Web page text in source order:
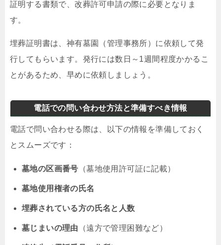
証明する書類で、改葬許可申請の際に必要となりま
す。
埋葬証明書は、神有墓園（管理事務所）に依頼して発
行してもらいます。発行には数日～1週間程度かかるこ
とがあるため、早めに依頼しましょう。
電話での問い合わせ方法と準備すべき情報
電話で問い合わせる際は、以下の情報を準備しておく
とスムーズです：
墓地の区画番号 （墓地使用許可証に記載）
墓地使用権者の氏名
埋葬されている方の氏名と人数
墓じまいの理由 （遠方で管理困難など）